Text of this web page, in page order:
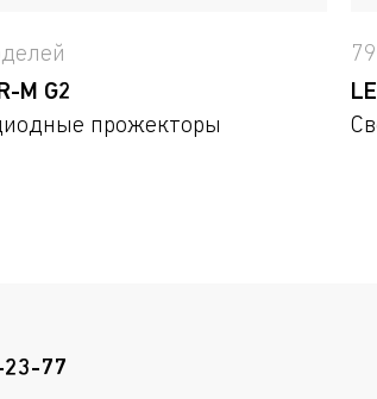
M G2
прожекторы
23-77